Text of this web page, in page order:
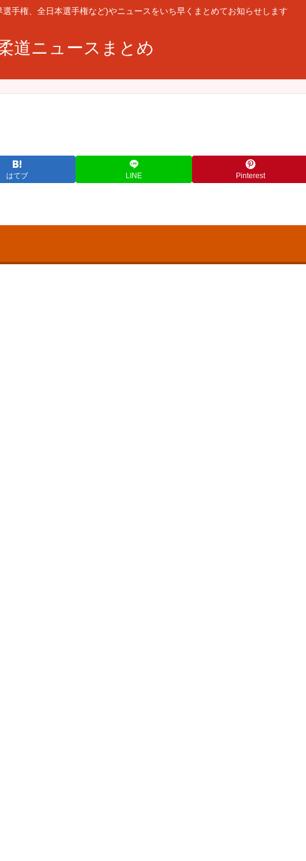
手権、全日本選手権など)やニュースをいち早くまとめてお知らせします
道ニュースまとめ
はてブ LINE Pinterest